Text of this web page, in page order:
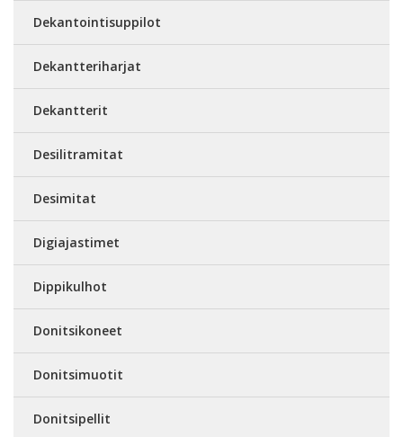
Dekantointisuppilot
Dekantteriharjat
Dekantterit
Desilitramitat
Desimitat
Digiajastimet
Dippikulhot
Donitsikoneet
Donitsimuotit
Donitsipellit